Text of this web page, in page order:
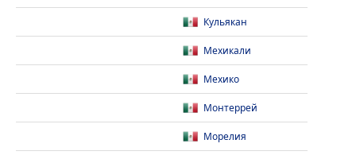
Кульякан
Мехикали
Мехико
Монтеррей
Морелия